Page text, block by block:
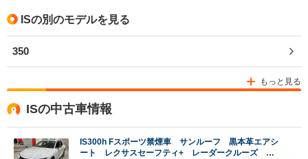
ISの別のモデルを見る
350
もっと見る
ISの中古車情報
IS300h Fスポーツ禁煙車 サンルーフ 黒本革エアシ
ート レクサスセーフティ+ レーダークルーズ ク